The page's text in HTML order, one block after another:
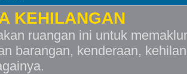
KEHILANGAN
ruangan ini untuk
barangan, kenderaan,